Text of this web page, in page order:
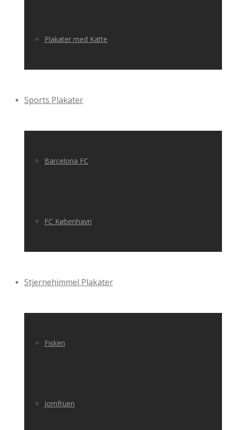
Plakater med Katte
Sports Plakater
Barcelona FC
FC København
Stjernehimmel Plakater
Fisken
Jomfruen